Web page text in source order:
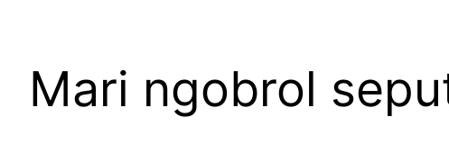
Mari ngobrol